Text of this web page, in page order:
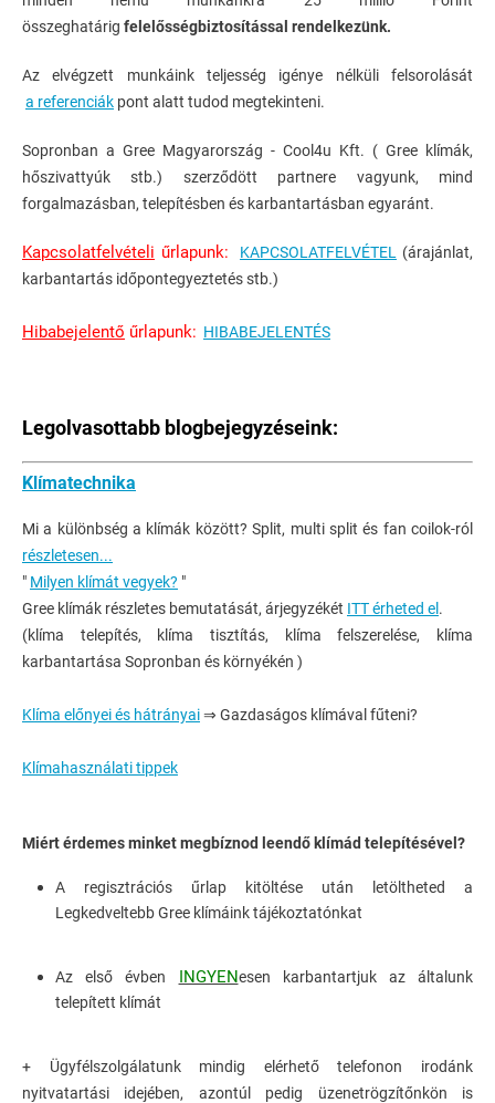
összeghatárig felelősségbiztosítással rendelkezünk.
Az elvégzett munkáink teljesség igénye nélküli felsorolását
a referenciák pont alatt tudod megtekinteni.
Sopronban a Gree Magyarország - Cool4u Kft. ( Gree klímák,
hőszivattyúk stb.) szerződött partnere vagyunk, mind
forgalmazásban, telepítésben és karbantartásban egyaránt.
Kapcsolatfelvételi űrlapunk: KAPCSOLATFELVÉTEL (árajánlat,
karbantartás időpontegyeztetés stb.)
Hibabejelentő űrlapunk: HIBABEJELENTÉS
Legolvasottabb blogbejegyzéseink:
Klímatechnika
Mi a különbség a klímák között? Split, multi split és fan coilok-ról
részletesen...
" Milyen klímát vegyek? "
Gree klímák részletes bemutatását, árjegyzékét ITT érheted el .
(klíma telepítés, klíma tisztítás, klíma felszerelése, klíma
karbantartása Sopronban és környékén )
Klíma előnyei és hátrányai⇒ Gazdaságos klímával fűteni?
Klímahasználati tippek
Miért érdemes minket megbíznod leendő klímád telepítésével?
A regisztrációs űrlap kitöltése után letöltheted a
Legkedveltebb Gree klímáink tájékoztatónkat
Az első évben INGYENesen karbantartjuk az általunk
telepített klímát
+ Ügyfélszolgálatunk mindig elérhető telefonon irodánk
nyitvatartási idejében, azontúl pedig üzenetrögzítőnkön is